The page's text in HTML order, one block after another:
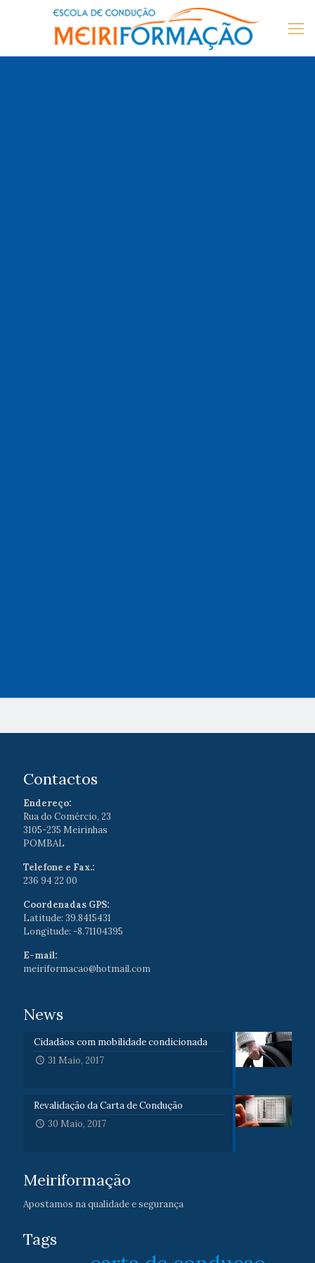
Contactos
Endereço:
Rua do Comércio, 23
3105-235 Meirinhas
POMBAL
Telefone e Fax.:
236 94 22 00
Coordenadas GPS:
Latitude: 39.8415431
Longitude: -8.71104395
E-mail:
meiriformacao@hotmail.com
News
Cidadãos com mobilidade condicionada
31 Maio, 2017
Revalidação da Carta de Condução
30 Maio, 2017
Meiriformação
Apostamos na qualidade e segurança
Tags